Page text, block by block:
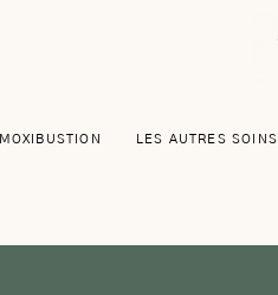
LES AUTRES SOINS